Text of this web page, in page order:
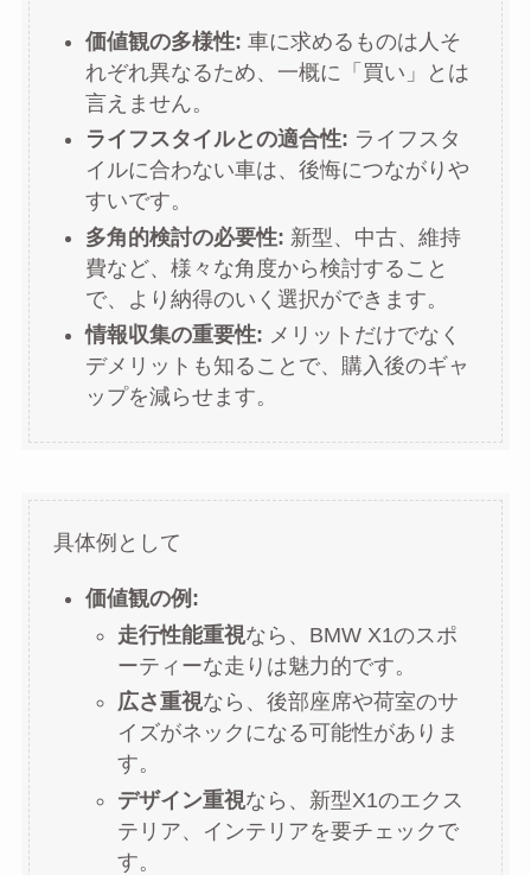
価値観の多様性: 車に求めるものは人そ
れぞれ異なるため、一概に「買い」とは
言えません。
ライフスタイルとの適合性: ライフスタ
イルに合わない車は、後悔につながりや
すいです。
多角的検討の必要性: 新型、中古、維持
費など、様々な角度から検討すること
で、より納得のいく選択ができます。
情報収集の重要性: メリットだけでなく
デメリットも知ることで、購入後のギャ
ップを減らせます。
具体例として
価値観の例:
走行性能重視なら、BMW X1のスポ
ーティーな走りは魅力的です。
広さ重視なら、後部座席や荷室のサ
イズがネックになる可能性がありま
す。
デザイン重視なら、新型X1のエクス
テリア、インテリアを要チェックで
す。